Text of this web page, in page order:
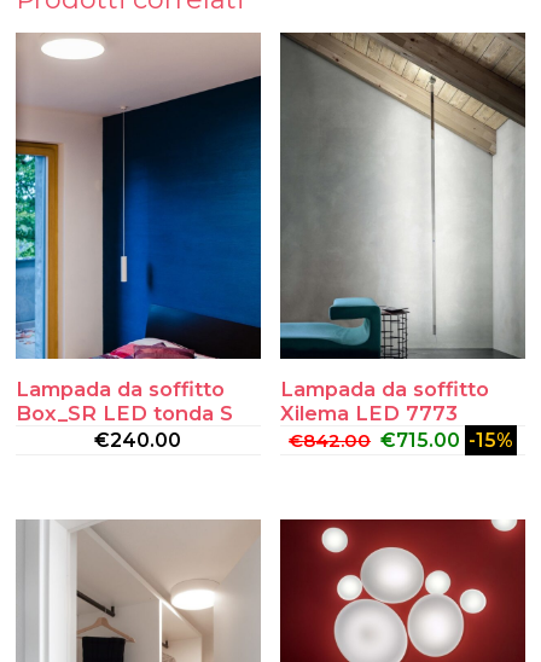
Lampada da soffitto
Box_SR LED tonda S
€240.00
Lampada da soffitto
Xilema LED 7773
€842.00 €715.00 -15%